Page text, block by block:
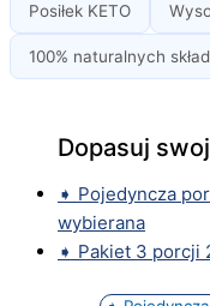
Posiłek KETO
100% naturalnych
➧ Pakiet 3 porcji
➧ Pojedyncza
wybierana